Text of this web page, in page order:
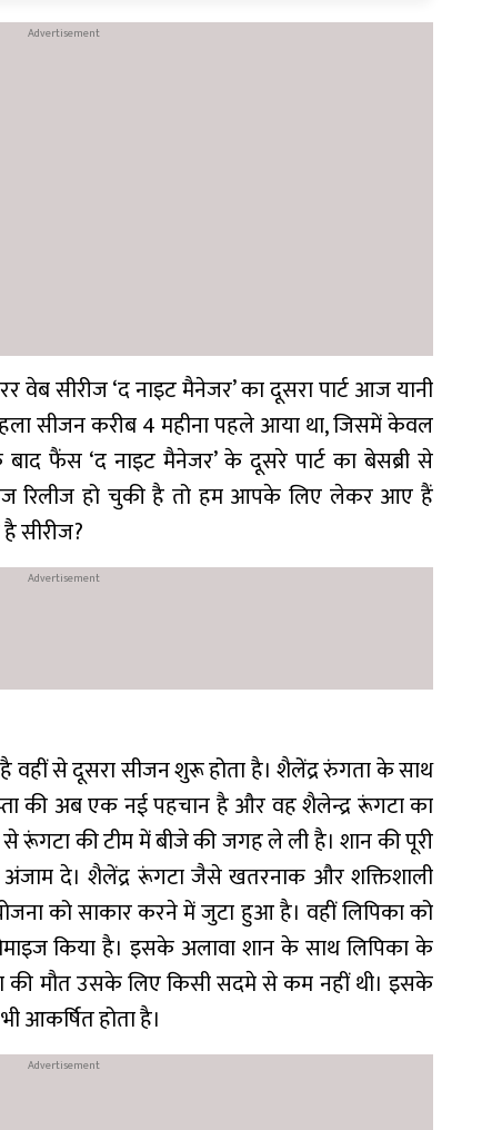
सीरीज ‘द नाइट मैनेजर’ का दूसरा पार्ट आज यानी
सीजन करीब 4 महीना पहले आया था, जिसमें केवल
फैंस ‘द नाइट मैनेजर’ के दूसरे पार्ट का बेसब्री से
रिलीज हो चुकी है तो हम आपके लिए लेकर आए हैं
सीरीज?
वहीं से दूसरा सीजन शुरू होता है। शैलेंद्र रुंगता के साथ
की अब एक नई पहचान है और वह शैलेन्द्र रूंगटा का
रूंगटा की टीम में बीजे की जगह ले ली है। शान की पूरी
दे। शैलेंद्र रूंगटा जैसे खतरनाक और शक्तिशाली
को साकार करने में जुटा हुआ है। वहीं लिपिका को
किया है। इसके अलावा शान के साथ लिपिका के
की मौत उसके लिए किसी सदमे से कम नहीं थी। इसके
आकर्षित होता है।